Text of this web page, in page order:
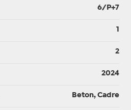
6/P+7
2
2024
Beton, Cadre